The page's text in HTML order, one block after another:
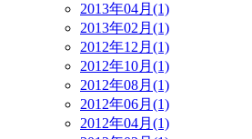
2013年04月(1)
2013年02月(1)
2012年12月(1)
2012年10月(1)
2012年08月(1)
2012年06月(1)
2012年04月(1)